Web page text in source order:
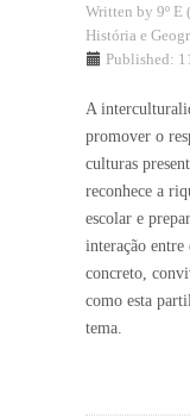
Written by 9º E
História e
Published:
A
promover o
culturas
reconhece a
escolar e
interação
concreto,
como esta
tema.